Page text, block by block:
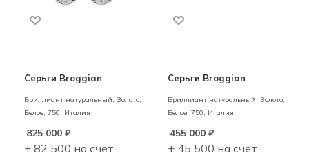
Серьги Broggian
Бриллиант натуральный, Золото,
Белое, 750, Италия
825 000 ₽
+ 82 500 на счёт
Серьги Broggian
Бриллиант натуральный, Золото,
Белое, 750, Италия
455 000₽
+ 45 500 на счёт